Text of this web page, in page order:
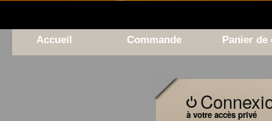
Accueil Commande Panier de
à votre accès privé